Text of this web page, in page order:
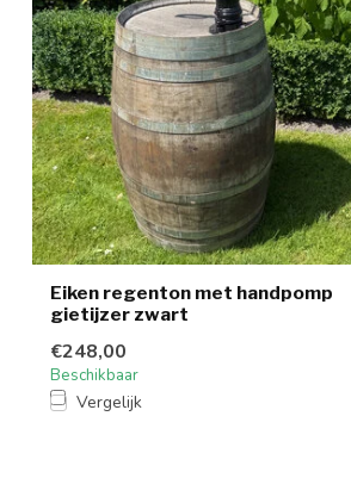
Eiken regenton met handpomp
gietijzer zwart
€248,00
Beschikbaar
Vergelijk